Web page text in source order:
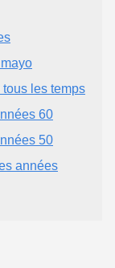
les temps
60
50
années